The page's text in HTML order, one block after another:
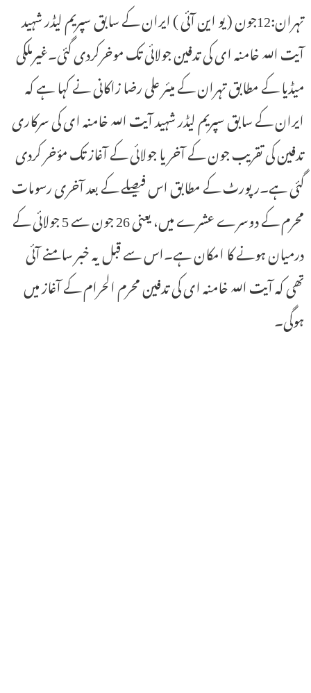
تہران:12جون ( یو این آئی ) ایران کے سابق سپریم لیڈر شہید
آیت اللہ خامنہ ای کی تدفین جولائی تک موخرکردی گئی۔غیرملکی
میڈیا کے مطابق تہران کے میئر علی رضا زاکانی نے کہا ہے کہ
ایران کے سابق سپریم لیڈر شہید آیت اللہ خامنہ ای کی سرکاری
تدفین کی تقریب جون کے آخر یا جولائی کے آغاز تک مؤخر کردی
گئی ہے۔رپورٹ کے مطابق اس فیصلے کے بعد آخری رسومات
محرم کے دوسرے عشرے میں، یعنی 26 جون سے 5 جولائی کے
درمیان ہونے کا امکان ہے۔اس سے قبل یہ خبر سامنے آئی
تھی کہ آیت اللہ خامنہ ای کی تدفین محرم الحرام کے آغاز میں
ہوگی۔